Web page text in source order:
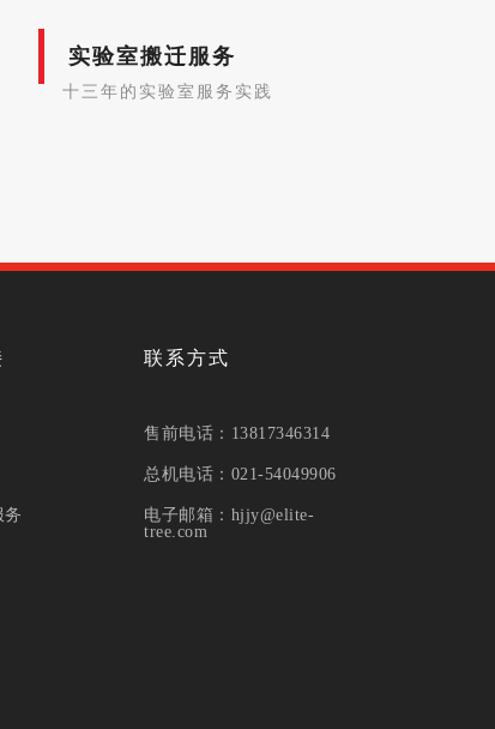
实验室搬迁服务
十三年的实验室服务实践
务
联系方式
售前电话：13817346314
总机电话：021-54049906
电子邮箱：hjjy@elite-
tree.com